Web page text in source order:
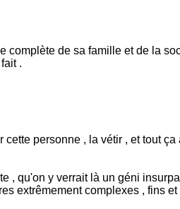
complète de sa famille et de la
.
personne , la vétir , et tout
, qu'on y verrait là un géni
extrêmement complexes , fins